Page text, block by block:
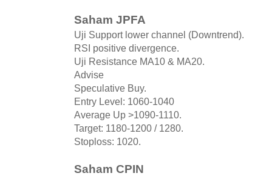
Saham JPFA
Uji Support lower channel (Downtrend).
RSI positive divergence.
Uji Resistance MA10 & MA20.
Advise
Speculative Buy.
Entry Level: 1060-1040
Average Up >1090-1110.
Target: 1180-1200 / 1280.
Stoploss: 1020.
Saham CPIN